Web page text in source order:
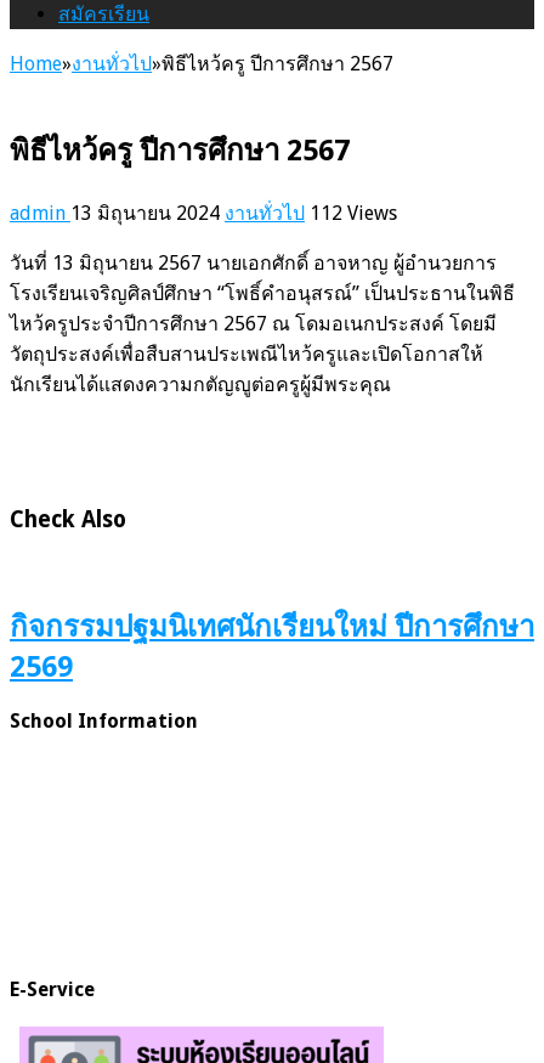
สมัครเรียน
Home»งานทั่วไป»พิธีไหว้ครู ปีการศึกษา 2567
พิธีไหว้ครู ปีการศึกษา 2567
admin 13 มิถุนายน 2024 งานทั่วไป 112 Views
วันที่ 13 มิถุนายน 2567 นายเอกศักดิ์ อาจหาญ ผู้อำนวยการ
โรงเรียนเจริญศิลป์ศึกษา “โพธิ์คำอนุสรณ์” เป็นประธานในพิธี
ไหว้ครูประจำปีการศึกษา 2567 ณ โดมอเนกประสงค์ โดยมี
วัตถุประสงค์เพื่อสืบสานประเพณีไหว้ครูและเปิดโอกาสให้
นักเรียนได้แสดงความกตัญญูต่อครูผู้มีพระคุณ
Check Also
กิจกรรมปฐมนิเทศนักเรียนใหม่ ปีการศึกษา
2569
School Information
E-Service